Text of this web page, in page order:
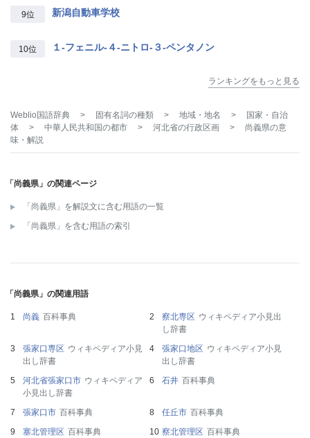
9位 新潟自動車学校
10位 １‐フェニル‐４‐ニトロ‐３‐ペンタノン
ランキングをもっと見る
Weblio国語辞典 > 固有名詞の種類 > 地域・地名 >
国家・自治
体
> 中華人民共和国の都市 > 河北省の行政区画 > 尚義県の意
味・解説
「尚義県」の関連ページ
「尚義県」を解説文に含む用語の一覧
「尚義県」を含む用語の索引
「尚義県」の関連用語
尚義 百科事典 察北専区 ウィキペディア小見出
し辞書
張家口専区 ウィキペディア小見
出し辞書
張家口地区 ウィキペディア小見
出し辞書
河北省張家口市 ウィキペディア
小見出し辞書
石井 百科事典
張家口市 百科事典 任丘市 百科事典
塞北管理区 百科事典 察北管理区 百科事典